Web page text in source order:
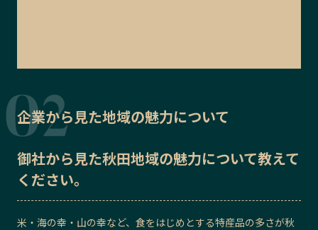
企業から見た地域の魅力について
御社から見た秋田地域の魅力について教えて
ください。
米・海の幸・山の幸など、食をはじめとする特産品の多さが秋